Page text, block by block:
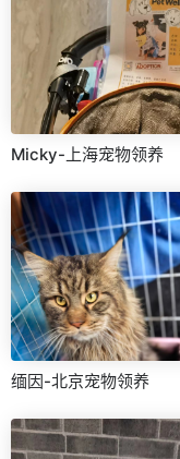
Micky-上海宠物领养
缅因-北京宠物领养